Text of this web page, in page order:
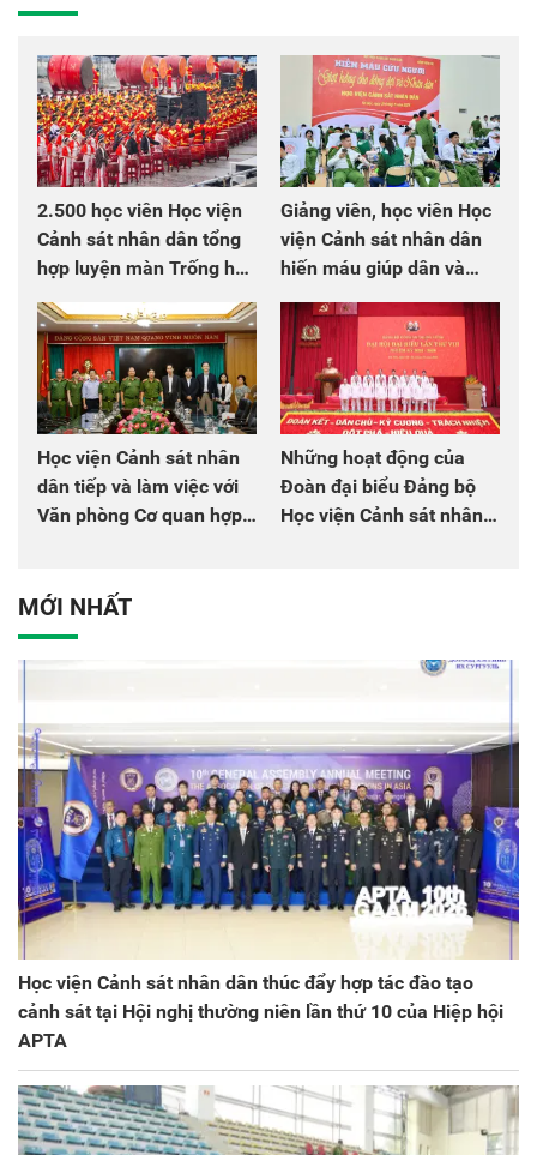
2.500 học viên Học viện
Cảnh sát nhân dân tổng
hợp luyện màn Trống hội
Giảng viên, học viên Học
viện Cảnh sát nhân dân
hiến máu giúp dân và
Học viện Cảnh sát nhân
dân tiếp và làm việc với
Văn phòng Cơ quan hợp
Những hoạt động của
Đoàn đại biểu Đảng bộ
Học viện Cảnh sát nhân
MỚI NHẤT
Học viện Cảnh sát nhân dân thúc đẩy hợp tác đào tạo
cảnh sát tại Hội nghị thường niên lần thứ 10 của Hiệp hội
APTA